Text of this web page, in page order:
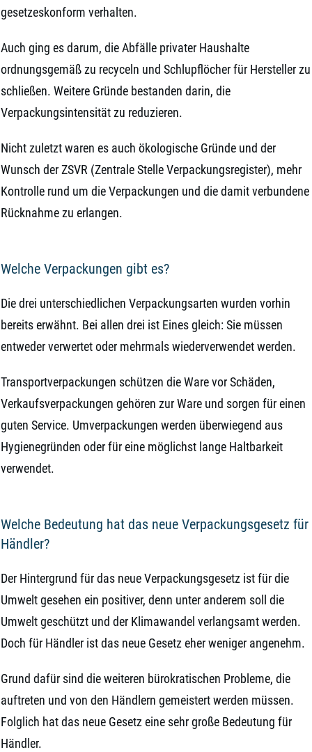
gesetzeskonform verhalten.
Auch ging es darum, die Abfälle privater Haushalte
ordnungsgemäß zu recyceln und Schlupflöcher für Hersteller zu
schließen. Weitere Gründe bestanden darin, die
Verpackungsintensität zu reduzieren.
Nicht zuletzt waren es auch ökologische Gründe und der
Wunsch der ZSVR (Zentrale Stelle Verpackungsregister), mehr
Kontrolle rund um die Verpackungen und die damit verbundene
Rücknahme zu erlangen.
Welche Verpackungen gibt es?
Die drei unterschiedlichen Verpackungsarten wurden vorhin
bereits erwähnt. Bei allen drei ist Eines gleich: Sie müssen
entweder verwertet oder mehrmals wiederverwendet werden.
Transportverpackungen schützen die Ware vor Schäden,
Verkaufsverpackungen gehören zur Ware und sorgen für einen
guten Service. Umverpackungen werden überwiegend aus
Hygienegründen oder für eine möglichst lange Haltbarkeit
verwendet.
Welche Bedeutung hat das neue Verpackungsgesetz für
Händler?
Der Hintergrund für das neue Verpackungsgesetz ist für die
Umwelt gesehen ein positiver, denn unter anderem soll die
Umwelt geschützt und der Klimawandel verlangsamt werden.
Doch für Händler ist das neue Gesetz eher weniger angenehm.
Grund dafür sind die weiteren bürokratischen Probleme, die
auftreten und von den Händlern gemeistert werden müssen.
Folglich hat das neue Gesetz eine sehr große Bedeutung für
Händler.